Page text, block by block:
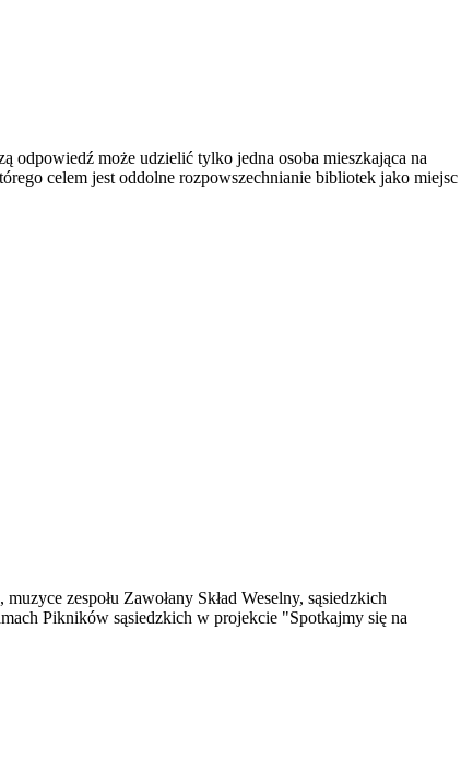
odpowiedź może udzielić tylko jedna osoba mieszkająca na
celem jest oddolne rozpowszechnianie bibliotek jako miejsc
zespołu Zawołany Skład Weselny, sąsiedzkich
Pikników sąsiedzkich w projekcie "Spotkajmy się na